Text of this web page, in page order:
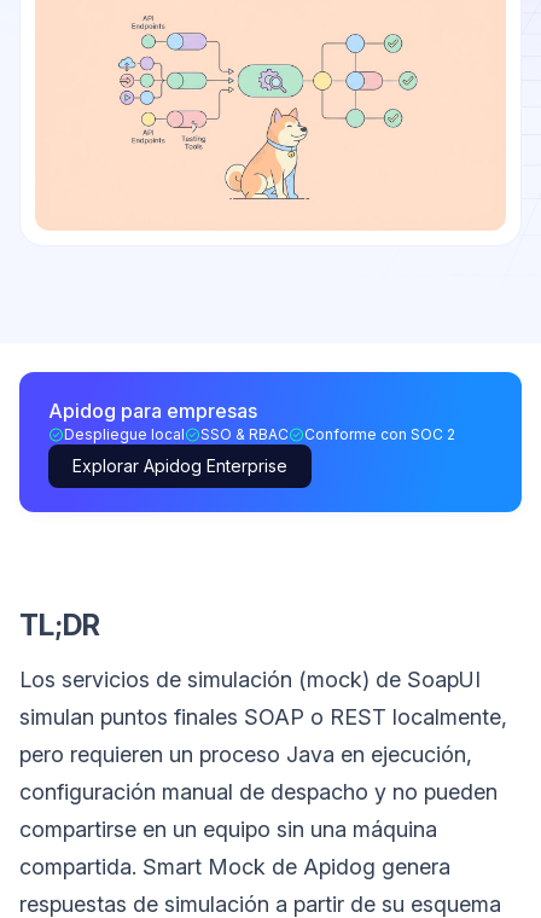
Apidog para empresas
Despliegue local SSO & RBAC Conforme con SOC 2
Explorar Apidog Enterprise
TL;DR
Los servicios de simulación (mock) de SoapUI
simulan puntos finales SOAP o REST localmente,
pero requieren un proceso Java en ejecución,
configuración manual de despacho y no pueden
compartirse en un equipo sin una máquina
compartida. Smart Mock de Apidog genera
respuestas de simulación a partir de su esquema